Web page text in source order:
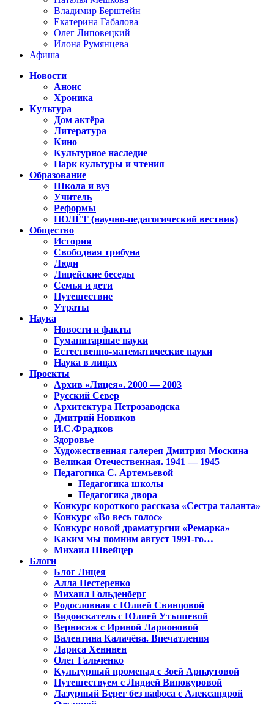
Владимир Берштейн
Екатерина Габалова
Олег Липовецкий
Илона Румянцева
Афиша
Новости
Анонс
Хроника
Культура
Дом актёра
Литература
Кино
Культурное наследие
Парк культуры и чтения
Образование
Школа и вуз
Учитель
Реформы
ПОЛЁТ (научно-педагогический вестник)
Общество
История
Свободная трибуна
Люди
Лицейские беседы
Семья и дети
Путешествие
Утраты
Наука
Новости и факты
Гуманитарные науки
Естественно-математические науки
Наука в лицах
Проекты
Архив «Лицея». 2000 — 2003
Русский Север
Архитектура Петрозаводска
Дмитрий Новиков
И.С.Фрадков
Здоровье
Художественная галерея Дмитрия Москина
Великая Отечественная. 1941 — 1945
Педагогика С. Артемьевой
Педагогика школы
Педагогика двора
Конкурс короткого рассказа «Сестра таланта»
Конкурс «Во весь голос»
Конкурс новой драматургии «Ремарка»
Каким мы помним август 1991-го…
Михаил Швейцер
Блоги
Блог Лицея
Алла Нестеренко
Михаил Гольденберг
Родословная с Юлией Свинцовой
Видоискатель с Юлией Утышевой
Вернисаж с Ириной Ларионовой
Валентина Калачёва. Впечатления
Лариса Хенинен
Олег Гальченко
Культурный променад с Зоей Арнаутовой
Путешествуем с Лидией Винокуровой
Лазурный Берег без пафоса с Александрой